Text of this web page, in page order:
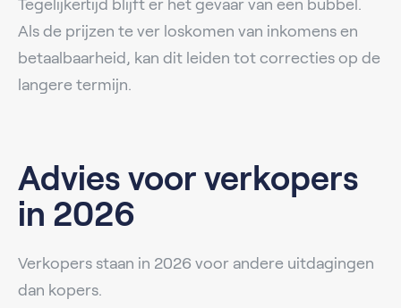
Tegelijkertijd blijft er het gevaar van een bubbel.
Als de prijzen te ver loskomen van inkomens en
betaalbaarheid, kan dit leiden tot correcties op de
langere termijn.
Advies voor verkopers
in 2026
Verkopers staan in 2026 voor andere uitdagingen
dan kopers.